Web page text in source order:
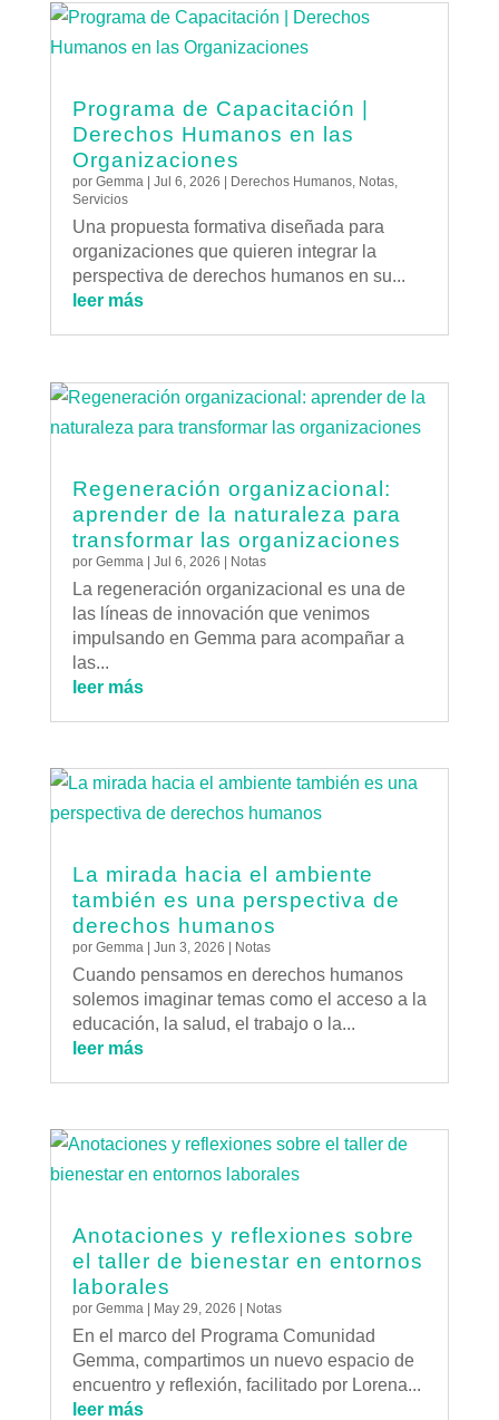
Programa de Capacitación |
Derechos Humanos en las
Organizaciones
por Gemma| Jul 6, 2026 Derechos Humanos, Notas,
Servicios
Una propuesta formativa diseñada para
organizaciones que quieren integrar la
perspectiva de derechos humanos en su...
leer más
Regeneración organizacional:
aprender de la naturaleza para
transformar las organizaciones
por Gemma | Jul 6, 2026 | Notas
La regeneración organizacional es una de
las líneas de innovación que venimos
impulsando en Gemma para acompañar a
las...
leer más
La mirada hacia el ambiente
también es una perspectiva de
derechos humanos
por Gemma | Jun 3, 2026 | Notas
Cuando pensamos en derechos humanos
solemos imaginar temas como el acceso a la
educación, la salud, el trabajo o la...
leer más
Anotaciones y reflexiones sobre
el taller de bienestar en entornos
laborales
por Gemma| May 29, 2026 Notas
En el marco del Programa Comunidad
Gemma, compartimos un nuevo espacio de
encuentro y reflexión, facilitado por Lorena...
leer más